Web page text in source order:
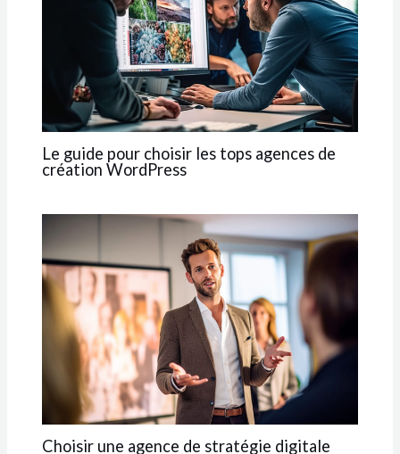
Le guide pour choisir les tops agences de
création WordPress
Choisir une agence de stratégie digitale